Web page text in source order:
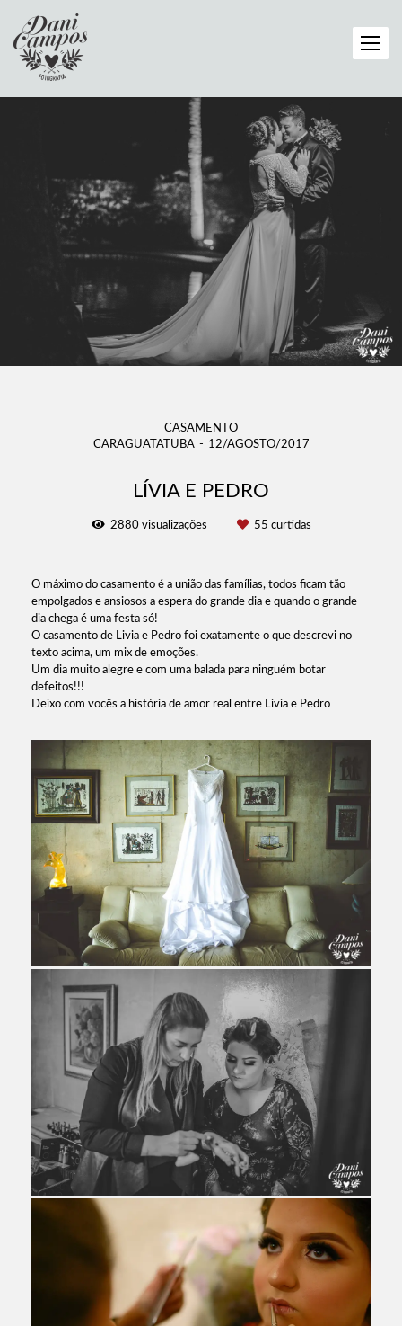
CASAMENTO
CARAGUATATUBA
12/AGOSTO/2017
LÍVIA E PEDRO
2880visualizações 55 curtidas
O máximo do casamento é a união das famílias, todos ficam tão
empolgados e ansiosos a espera do grande dia e quando o grande
dia chega é uma festa só!
O casamento de Livia e Pedro foi exatamente o que descrevi no
texto acima, um mix de emoções.
Um dia muito alegre e com uma balada para ninguém botar
defeitos!!!
Deixo com vocês a história de amor real entre Livia e Pedro